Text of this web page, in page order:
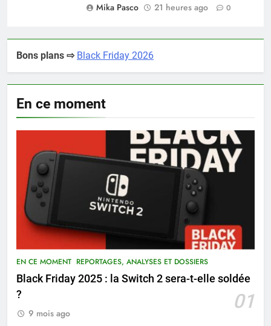
Mika Pasco
21 heures ago 0
Bons plans ⇨ Black Friday 2026
En ce moment
EN CE MOMENT REPORTAGES, ANALYSES ET DOSSIERS
Black Friday 2025 : la Switch 2 sera-t-elle soldée
?
01
9 mois ago